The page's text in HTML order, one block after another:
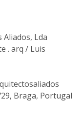
Lda
. arq / Luis
Braga, Portugal